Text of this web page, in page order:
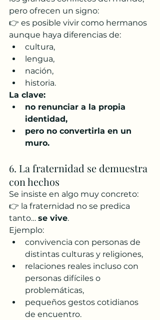
pero ofrecen un signo:
👉 es posible vivir como hermanos
aunque haya diferencias de:
cultura,
lengua,
nación,
historia.
La clave:
no renunciar a la propia
identidad,
pero no convertirla en un
muro.
6. La fraternidad se demuestra
con hechos
Se insiste en algo muy concreto:
👉 la fraternidad no se predica
tanto… se vive.
Ejemplo:
convivencia con personas de
distintas culturas y religiones,
relaciones reales incluso con
personas difíciles o
problemáticas,
pequeños gestos cotidianos
de encuentro.